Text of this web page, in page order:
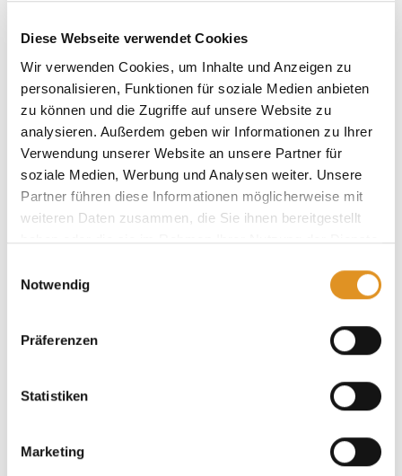
Diese Webseite verwendet Cookies
Wir verwenden Cookies, um Inhalte und Anzeigen zu
personalisieren, Funktionen für soziale Medien anbieten
zu können und die Zugriffe auf unsere Website zu
analysieren. Außerdem geben wir Informationen zu Ihrer
Verwendung unserer Website an unsere Partner für
soziale Medien, Werbung und Analysen weiter. Unsere
Partner führen diese Informationen möglicherweise mit
weiteren Daten zusammen, die Sie ihnen bereitgestellt
haben oder die sie im Rahmen Ihrer Nutzung der Dienste
Cookies, wenn Sie unsere Webseite weiterhin nutzen.
Notwendig
Präferenzen
Statistiken
Marketing
Jetzt entdecken!